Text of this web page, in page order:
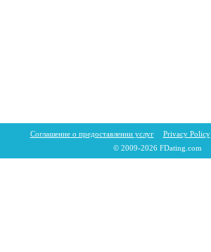
© 2009-2026 FDating.com
Соглашение о предоставлении услуг Privacy Policy